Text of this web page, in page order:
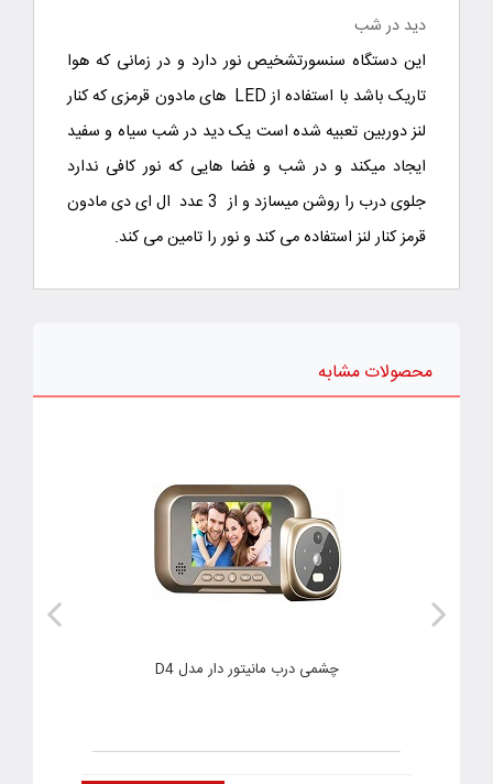
دید در شب
این دستگاه سنسورتشخیص نور دارد و در زمانی که هوا
تاریک باشد با استفاده از LED های مادون قرمزی که کنار
لنز دوربین تعبیه شده است یک دید در شب سیاه و سفید
ایجاد میکند و در شب و فضا هایی که نور کافی ندارد
جلوی درب را روشن میسازد و از 3 عدد ال ای دی مادون
قرمز کنار لنز استفاده می کند و نور را تامین می کند.
محصولات مشابه
چشمی درب مانیتور دار مدل D4